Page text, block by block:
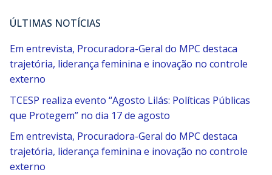
ÚLTIMAS NOTÍCIAS
Em entrevista, Procuradora-Geral do MPC destaca
trajetória, liderança feminina e inovação no controle
externo
TCESP realiza evento “Agosto Lilás: Políticas Públicas
que Protegem” no dia 17 de agosto
Em entrevista, Procuradora-Geral do MPC destaca
trajetória, liderança feminina e inovação no controle
externo